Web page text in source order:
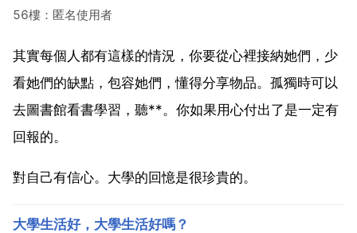
56樓：匿名使用者
其實每個人都有這樣的情況，你要從心裡接納她們，少
看她們的缺點，包容她們，懂得分享物品。孤獨時可以
去圖書館看書學習，聽**。你如果用心付出了是一定有
回報的。
對自己有信心。大學的回憶是很珍貴的。
大學生活好，大學生活好嗎？